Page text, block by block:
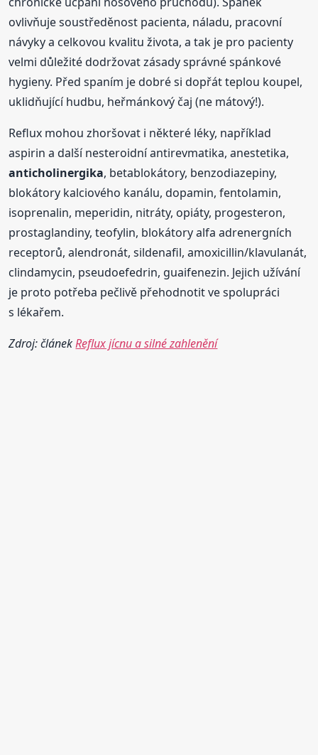
ovlivňuje soustředěnost pacienta, náladu, pracovní
návyky a celkovou kvalitu života, a tak je pro pacienty
velmi důležité dodržovat zásady správné spánkové
hygieny. Před spaním je dobré si dopřát teplou koupel,
uklidňující hudbu, heřmánkový čaj (ne mátový!).
Reflux mohou zhoršovat i některé léky, například
aspirin a další nesteroidní antirevmatika, anestetika,
anticholinergika, betablokátory, benzodiazepiny,
blokátory kalciového kanálu, dopamin, fentolamin,
isoprenalin, meperidin, nitráty, opiáty, progesteron,
prostaglandiny, teofylin, blokátory alfa adrenergních
receptorů, alendronát, sildenafil, amoxicillin/klavulanát,
clindamycin, pseudoefedrin, guaifenezin. Jejich užívání
je proto potřeba pečlivě přehodnotit ve spolupráci
s lékařem.
Zdroj: článekReflux jícnu a silné zahlenění